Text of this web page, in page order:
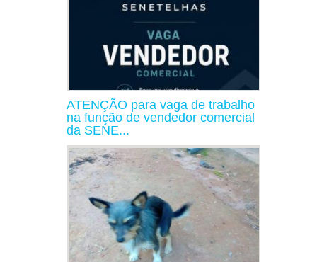
ATENÇÃO para vaga de trabalho
na função de vendedor comercial
da SENE...